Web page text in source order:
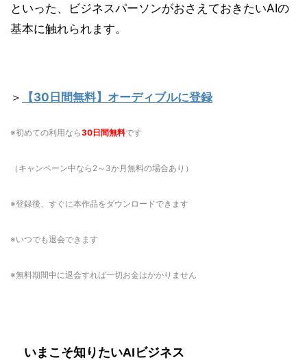
といった、ビジネスパーソンがおさえておきたいAIの
基本に触れられます。
＞ 【30日間無料】オーディブルに登録
※初めての利用なら30日間無料です
（キャンペーン中なら2～3か月無料の場合あり）
※登録後、すぐに本作品をダウンロードできます
※いつでも退会できます
※無料期間中に退会すれば一切お金はかかりません
いまこそ知りたいAIビジネス